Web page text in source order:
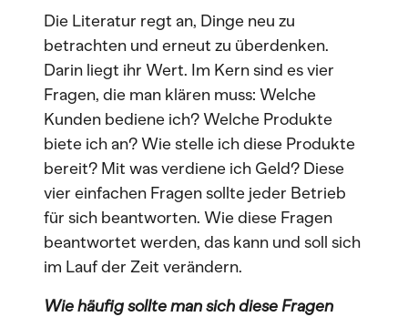
Die Literatur regt an, Dinge neu zu
betrachten und erneut zu überdenken.
Darin liegt ihr Wert. Im Kern sind es vier
Fragen, die man klären muss: Welche
Kunden bediene ich? Welche Produkte
biete ich an? Wie stelle ich diese Produkte
bereit? Mit was verdiene ich Geld? Diese
vier einfachen Fragen sollte jeder Betrieb
für sich beantworten. Wie diese Fragen
beantwortet werden, das kann und soll sich
im Lauf der Zeit verändern.
Wie häufig sollte man sich diese Fragen